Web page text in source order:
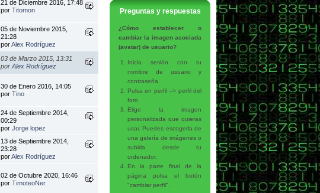
21 de Diciembre 2016, 17:48
por Titomon
05 de Noviembre 2015,
21:28
porAlex Rodríguez
03 de Marzo 2015, 13:31
por Alex Rodríguez
30 de Enero 2016, 14:05
por Tino
24 de Septiembre 2014,
00:29
por Jorge lopez
13 de Septiembre 2014,
23:28
porAlex Rodríguez
02 de Octubre 2020, 16:46
por TimoteoNer
Preguntas y respuestas
¿Cómo establecer o
cambiar la imagen asociada
(avatar) de usuario?
Inicia sesión con tu
nombre de usuario y
contraseña.
Pulsa en perfil --> perfil del
foro
Elige la imagen
personalizada que quieras
usar. Puedes escogerla de
una galería de imágenes o
subirla desde tu
ordenador.
En la parte final de la
página pulsa el botón
"cambiar perfil".